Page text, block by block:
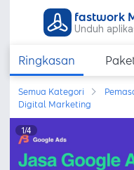
fastwork
Unduh
Ringkasan
Semua Kategori
Digital Marketing
1/4